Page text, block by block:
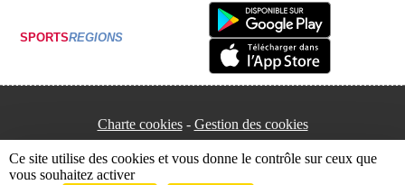
SPORTSREGIONS
Charte cookies Gestion des cookies
Ce site utilise des cookies et vous donne le contrôle sur ceux que
vous souhaitez activer